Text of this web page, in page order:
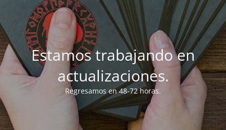
Estamos trabajando en
actualizaciones.
Regresamos en 48-72 horas.